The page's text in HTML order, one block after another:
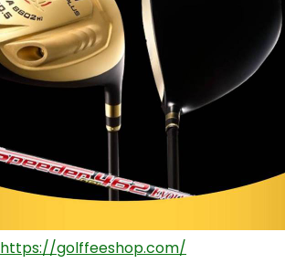
https://golffeeshop.com/